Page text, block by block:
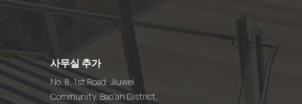
사무실 추가
No. 8, 1st Road, Jiuwei
Community, Bao'an District,